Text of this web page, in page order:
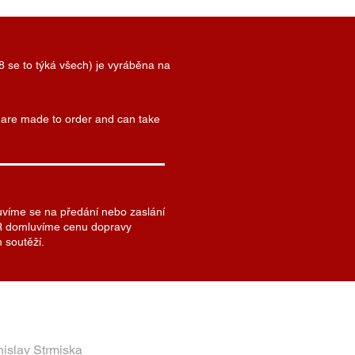
se to týká všech) je vyráběna na
made to order and can take
se na předání nebo zaslání
domluvíme cenu dopravy
soutěží.
Strmiska